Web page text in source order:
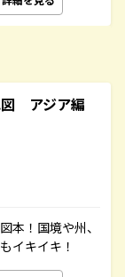
アジア編
本！国境や州、
イキイキ！